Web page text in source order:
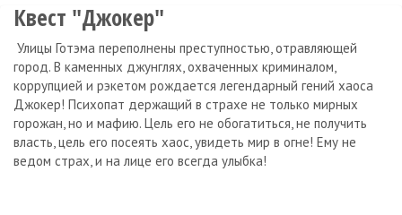
Квест "Джокер"
Улицы Готэма переполнены преступностью, отравляющей
город. В каменных джунглях, охваченных криминалом,
коррупцией и рэкетом рождается легендарный гений хаоса
Джокер! Психопат держащий в страхе не только мирных
горожан, но и мафию. Цель его не обогатиться, не получить
власть, цель его посеять хаос, увидеть мир в огне! Ему не
ведом страх, и на лице его всегда улыбка!